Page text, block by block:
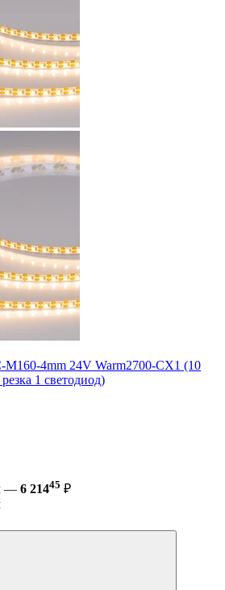
M160-4mm 24V Warm2700-CX1 (10
1 светодиод)
— 6 21445 ₽